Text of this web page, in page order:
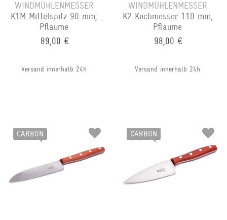
WINDMÜHLENMESSER
K1M Mittelspitz 90 mm,
Pflaume
89,00 €
Versand innerhalb 24h
WINDMÜHLENMESSER
K2 Kochmesser 110 mm,
Pflaume
98,00 €
Versand innerhalb 24h
CARBON CARBON